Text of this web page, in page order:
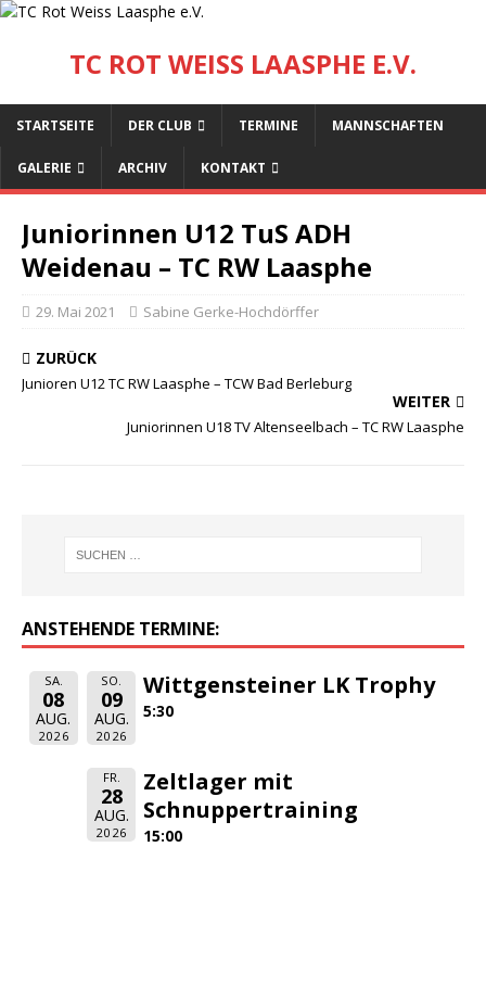
TC ROT WEISS LAASPHE E.V.
STARTSEITE DER CLUB TERMINE MANNSCHAFTEN
GALERIE ARCHIV KONTAKT
Juniorinnen U12 TuS ADH
Weidenau – TC RW Laasphe
29. Mai 2021 Sabine Gerke-Hochdörffer
ZURÜCK
Junioren U12 TC RW Laasphe – TCW Bad Berleburg
WEITER
Juniorinnen U18 TV Altenseelbach – TC RW Laasphe
ANSTEHENDE TERMINE:
SA.
08
AUG.
2026
SO.
09
AUG.
2026
Wittgensteiner LK Trophy
5:30
FR.
28
AUG.
2026
Zeltlager mit
Schnuppertraining
15:00